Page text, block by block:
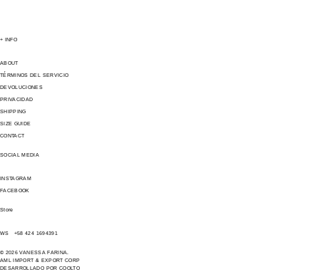
+ INFO
ABOUT
TÉRMINOS DEL SERVICIO
DEVOLUCIONES
PRIVACIDAD
SHIPPING
SIZE GUIDE
CONTACT
SOCIAL MEDIA
INSTAGRAM
FACEBOOK
Store
WS +58 424 1694391
© 2026 VANESSA FARINA.
AML IMPORT & EXPORT CORP
DESARROLLADO POR COOLTO